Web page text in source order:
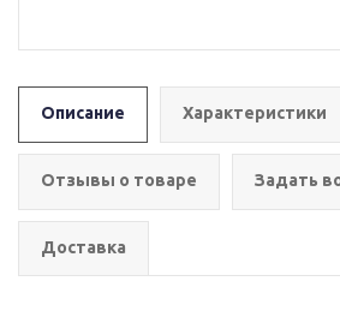
Описание Характеристики
Отзывы о товаре Задать
Доставка